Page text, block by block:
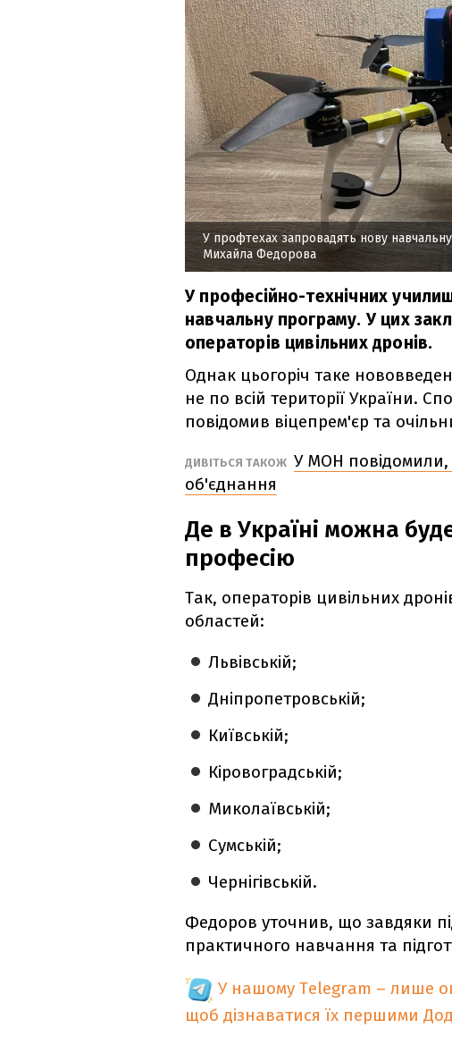
У профтехах запровадять нову
Михайла Федорова
У професійно-технічних
навчальну програму. У цих
операторів цивільних дронів.
Однак цьогоріч таке
не по всій території України.
повідомив віцепрем'єр та
ДИВІТЬСЯ ТАКОЖ У МОН повідомили,
об'єднання
Де в Україні можна
професію
Так, операторів цивільних
областей:
Львівській;
Дніпропетровській;
Київській;
Кіровоградській;
Миколаївській;
Сумській;
Чернігівській.
Федоров уточнив, що завдяки
практичного навчання та
У нашому Telegram – лише
щоб дізнаватися їх першими